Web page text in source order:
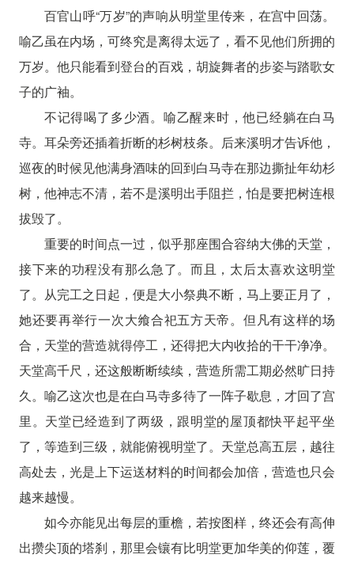
百官山呼“万岁”的声响从明堂里传来，在宫中回荡。
喻乙虽在内场，可终究是离得太远了，看不见他们所拥的
万岁。他只能看到登台的百戏，胡旋舞者的步姿与踏歌女
子的广袖。
不记得喝了多少酒。喻乙醒来时，他已经躺在白马
寺。耳朵旁还插着折断的杉树枝条。后来溪明才告诉他，
巡夜的时候见他满身酒味的回到白马寺在那边撕扯年幼杉
树，他神志不清，若不是溪明出手阻拦，怕是要把树连根
拔毁了。
重要的时间点一过，似乎那座围合容纳大佛的天堂，
接下来的功程没有那么急了。而且，太后太喜欢这明堂
了。从完工之日起，便是大小祭典不断，马上要正月了，
她还要再举行一次大飨合祀五方天帝。但凡有这样的场
合，天堂的营造就得停工，还得把大内收拾的干干净净。
天堂高千尺，还这般断断续续，营造所需工期必然旷日持
久。喻乙这次也是在白马寺多待了一阵子歇息，才回了宫
里。天堂已经造到了两级，跟明堂的屋顶都快平起平坐
了，等造到三级，就能俯视明堂了。天堂总高五层，越往
高处去，光是上下运送材料的时间都会加倍，营造也只会
越来越慢。
如今亦能见出每层的重檐，若按图样，终还会有高伸
出攒尖顶的塔刹，那里会镶有比明堂更加华美的仰莲，覆